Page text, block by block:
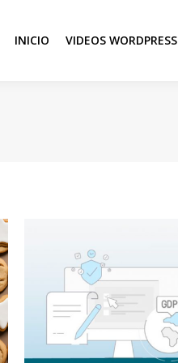
INICIO VIDEOS WORDPRESS